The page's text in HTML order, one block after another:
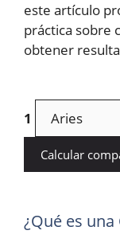
este artículo
práctica sobre
obtener
1
Calcular
¿Qué es